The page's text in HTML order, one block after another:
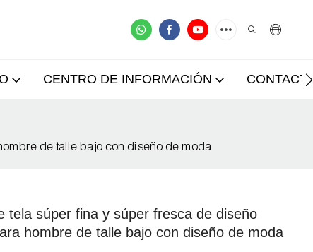
CENTRO DE INFORMACIÓN
de talle bajo con diseño de moda
tela súper fina y súper fresca de diseño
hombre de talle bajo con diseño de moda